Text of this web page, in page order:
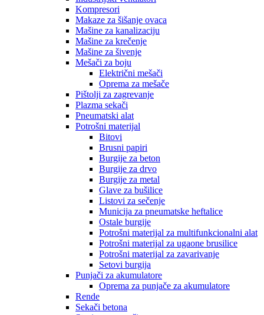
Kompresori
Makaze za šišanje ovaca
Mašine za kanalizaciju
Mašine za krečenje
Mašine za šivenje
Mešači za boju
Električni mešači
Oprema za mešače
Pištolji za zagrevanje
Plazma sekači
Pneumatski alat
Potrošni materijal
Bitovi
Brusni papiri
Burgije za beton
Burgije za drvo
Burgije za metal
Glave za bušilice
Listovi za sečenje
Municija za pneumatske heftalice
Ostale burgije
Potrošni materijal za multifunkcionalni alat
Potrošni materijal za ugaone brusilice
Potrošni materijal za zavarivanje
Setovi burgija
Punjači za akumulatore
Oprema za punjače za akumulatore
Rende
Sekači betona